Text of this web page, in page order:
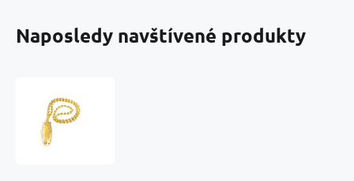
Naposledy navštívené produkty